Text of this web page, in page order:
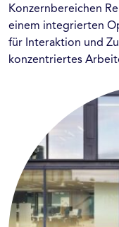
Konzernbereichen
einem integrierten
für Interaktion und
konzentriertes